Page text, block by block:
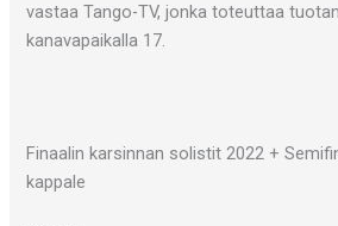
vastaa Tango-TV, jonka toteuttaa
kanavapaikalla 17.
Finaalin karsinnan solistit 2022 +
kappale